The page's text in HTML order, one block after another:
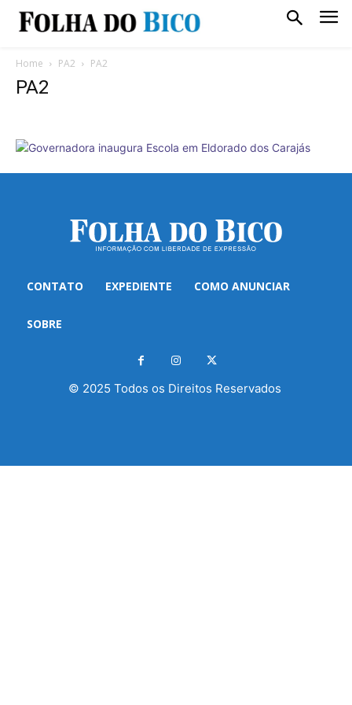
Home PA2 PA2
PA2
CONTATO EXPEDIENTE COMO ANUNCIAR
SOBRE
© 2025 Todos os Direitos Reservados